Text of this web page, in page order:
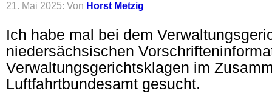
21. Mai 2025: Von Horst Metzig
Ich habe mal bei dem
niedersächsischen
Verwaltungsgerichtsklagen im
Luftfahrtbundesamt gesucht.